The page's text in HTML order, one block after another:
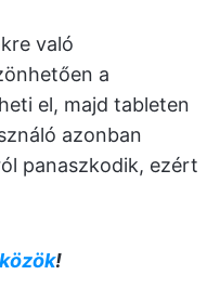
való
a
el, majd tableten
azonban
panaszkodik, ezért
!